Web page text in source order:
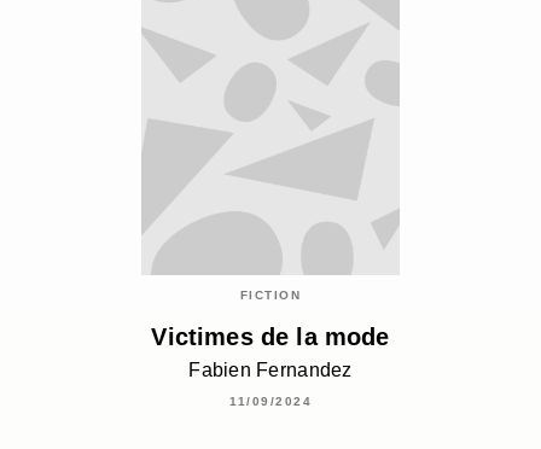
FICTION
Victimes de la mode
Fabien Fernandez
11/09/2024